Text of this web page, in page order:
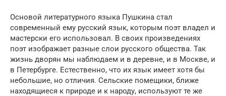
Основой литературного языка Пушкина стал
современный ему русский язык, которым поэт владел и
мастерски его использовал. В своих произведениях
поэт изображает разные слои русского общества. Так
жизнь дворян мы наблюдаем и в деревне, и в Москве, и
в Петербурге. Естественно, что их язык имеет хотя бы
небольшие, но отличия. Сельские помещики, ближе
находящиеся к природе и к народу, используют те же